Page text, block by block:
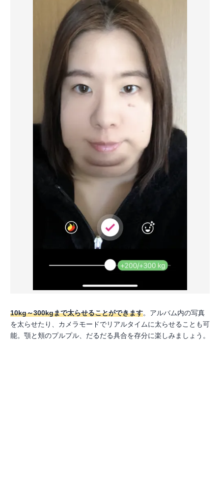
10kg～300kgまで太らせることができます。アルバム内の写真
を太らせたり、カメラモードでリアルタイムに太らせることも可
能。顎と頬のプルプル、だるだる具合を存分に楽しみましょう。